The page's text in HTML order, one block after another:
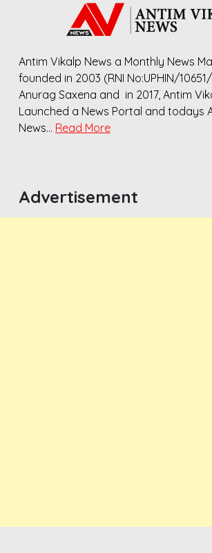
Antim Vikalp News a Monthly News
founded in 2003 (RNI No:UPHIN/
Anurag Saxena and in 2017, Antim
Launched a News Portal and todays
News… Read More
Advertisement